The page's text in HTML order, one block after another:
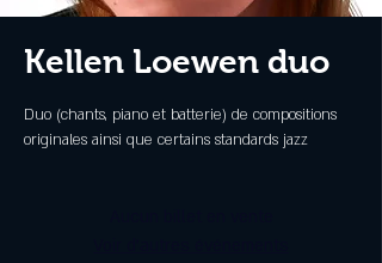
Kellen Loewen duo
Duo (chants, piano et batterie) de compositions
originales ainsi que certains standards jazz